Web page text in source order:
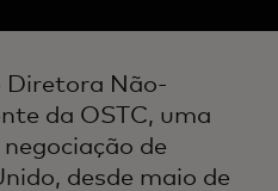
Diretora Não-
da OSTC, uma
de
desde maio de